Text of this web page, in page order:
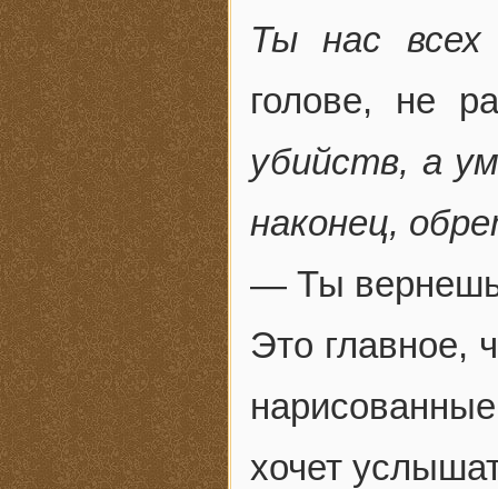
Ты нас всех
голове, не
убийств, а
наконец,
— Ты
Это главное,
хочет